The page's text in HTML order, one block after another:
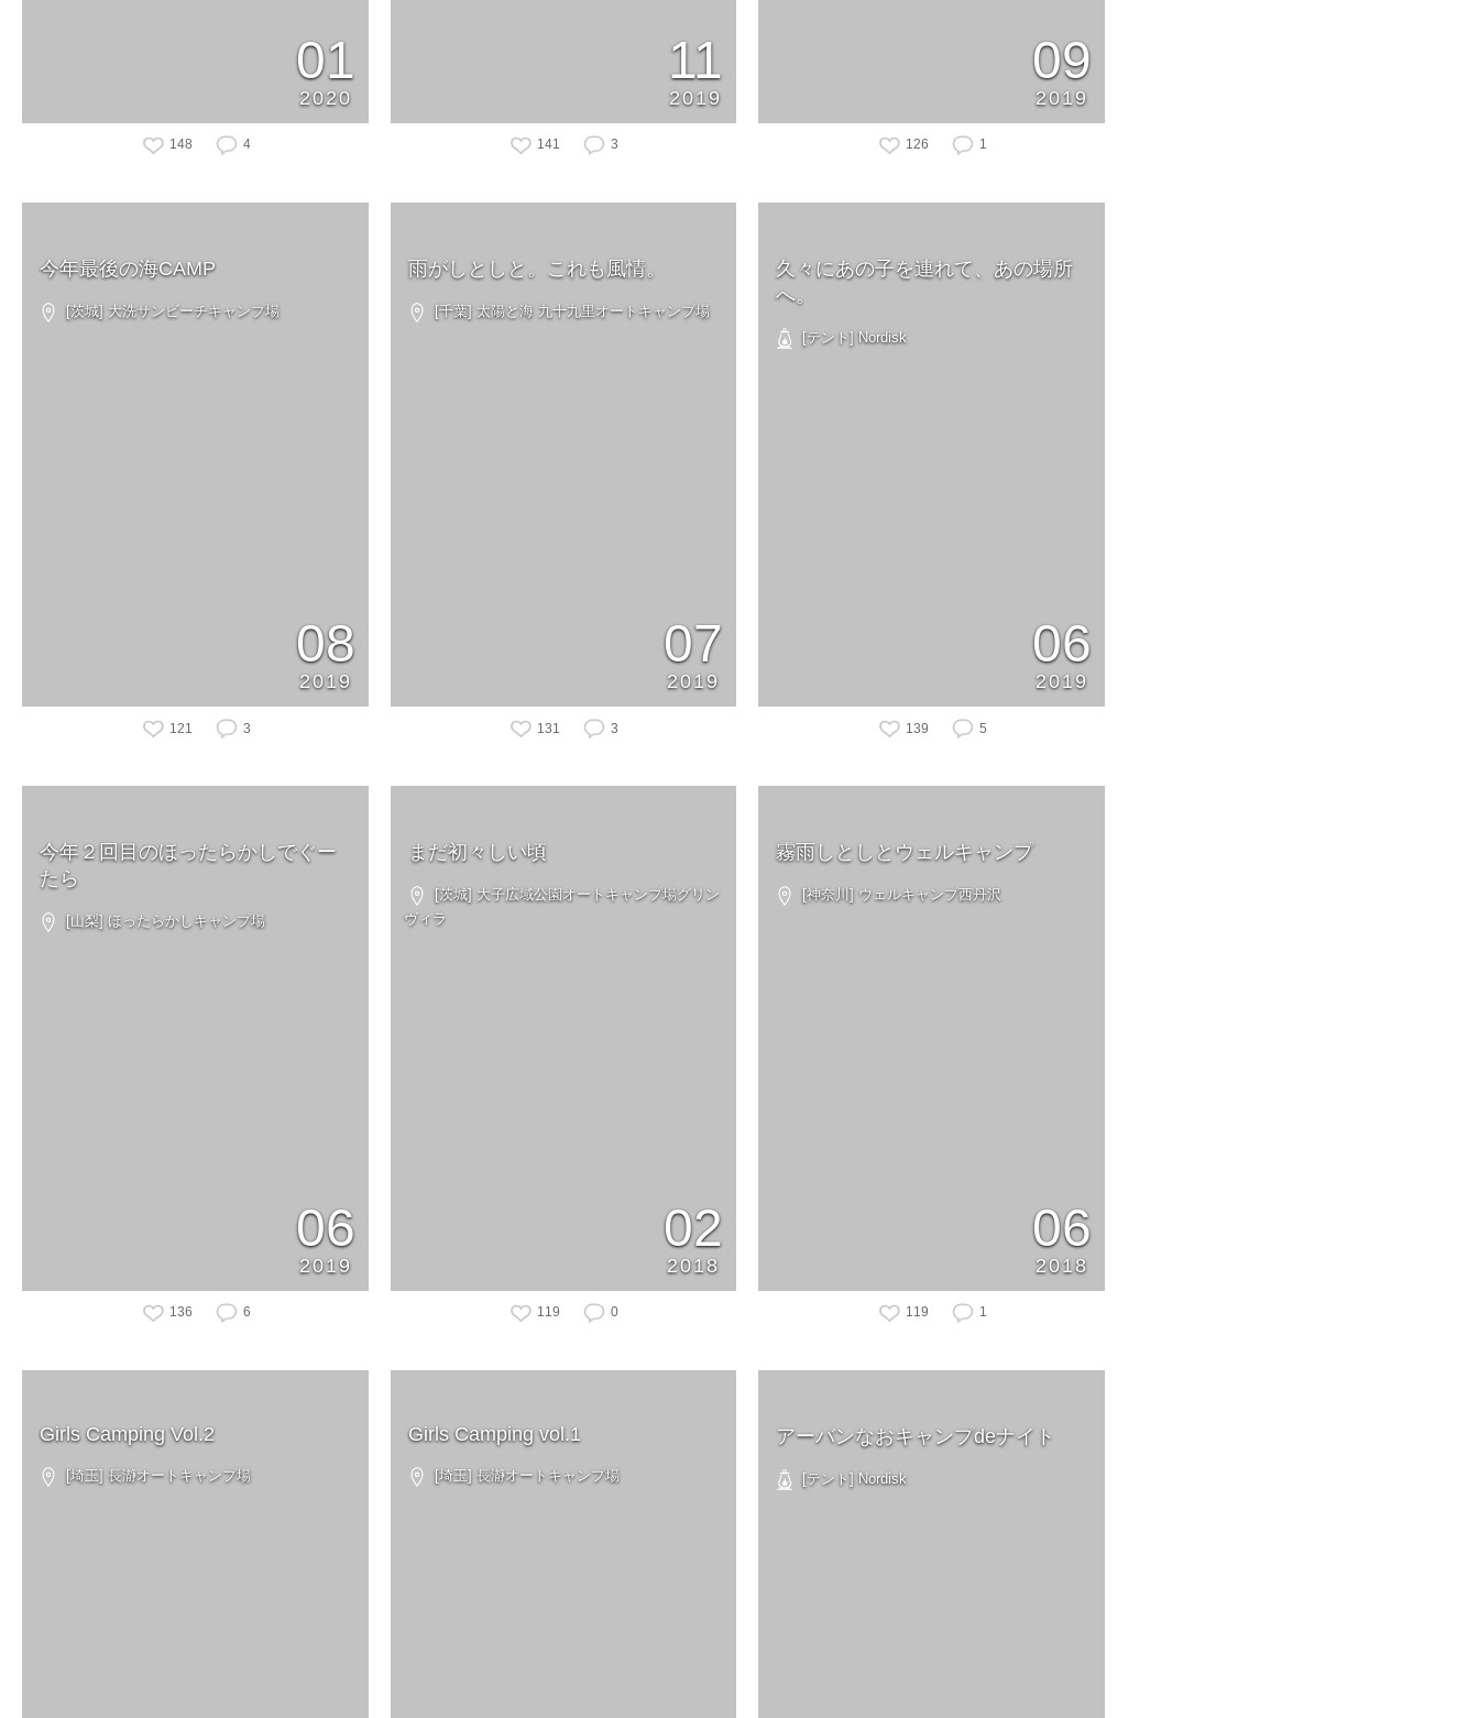
01
2020
148 4
11
2019
141 3
09
2019
126 1
今年最後の海CAMP
[茨城] 大洗サンビーチキャンプ場
08
2019
121 3
雨がしとしと。これも風情。
[千葉] 太陽と海 九十九里オートキャンプ場
07
2019
131 3
久々にあの子を連れて、あの場所
へ。
[テント] Nordisk
06
2019
139 5
今年２回目のほったらかしでぐー
たら
[山梨] ほったらかしキャンプ場
06
2019
136 6
まだ初々しい頃
[茨城] 大子広域公園オートキャンプ場グリン
ヴィラ
02
2018
119 0
霧雨しとしとウェルキャンプ
[神奈川] ウェルキャンプ西丹沢
06
2018
119 1
Girls Camping Vol.2
[埼玉] 長瀞オートキャンプ場
Girls Camping vol.1
[埼玉] 長瀞オートキャンプ場
アーバンなおキャンプdeナイト
[テント] Nordisk